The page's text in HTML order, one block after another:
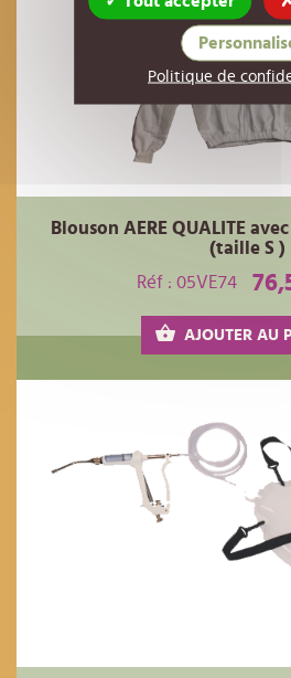
Blouson AERE QUALITE
(taille S )
Réf : 05VE74
AJOUTER AU
Politique de